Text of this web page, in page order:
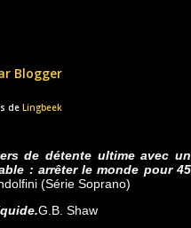
Blogger
de Lingbeek
de détente ultime avec un
: arrêter le monde pour 45
(Série Soprano)
G.B. Shaw